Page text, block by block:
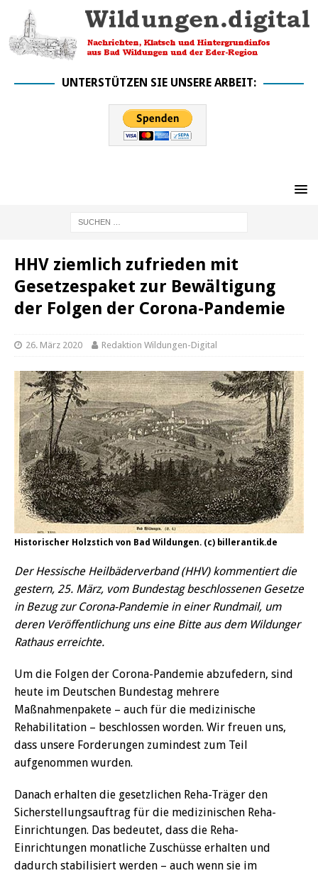
UNTERSTÜTZEN SIE UNSERE ARBEIT:
HHV ziemlich zufrieden mit
Gesetzespaket zur Bewältigung
der Folgen der Corona-Pandemie
26. März 2020 Redaktion Wildungen-Digital
Historischer Holzstich von Bad Wildungen. (c) billerantik.de
Der Hessische Heilbäderverband (HHV) kommentiert die
gestern, 25. März, vom Bundestag beschlossenen Gesetze
in Bezug zur Corona-Pandemie in einer Rundmail, um
deren Veröffentlichung uns eine Bitte aus dem Wildunger
Rathaus erreichte.
Um die Folgen der Corona-Pandemie abzufedern, sind
heute im Deutschen Bundestag mehrere
Maßnahmenpakete – auch für die medizinische
Rehabilitation – beschlossen worden. Wir freuen uns,
dass unsere Forderungen zumindest zum Teil
aufgenommen wurden.
Danach erhalten die gesetzlichen Reha-Träger den
Sicherstellungsauftrag für die medizinischen Reha-
Einrichtungen. Das bedeutet, dass die Reha-
Einrichtungen monatliche Zuschüsse erhalten und
dadurch stabilisiert werden – auch wenn sie im